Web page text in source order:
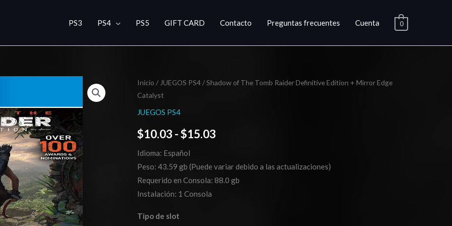
PS3 PS4 PS5 GIFT CARD Contacto Preguntas frecuentes Cuenta 0
Inicio / JUEGOS PS4/ Shadow of The Tomb Raider Definitive Edition + Mirror Edge
Catalyst
JUEGOS PS4
$10.03 -$15.03
Rango
$10.03
Idioma: Español
Peso: 43.59 gb (Puede variar debido a las actualizaciones)
Requerido en Consola: 88.0 gb
Instalación: 1 Consola
Tipo de slot
Shadow
of
The
Raider
Definitive
Edition
+
Mirror
Catalyst